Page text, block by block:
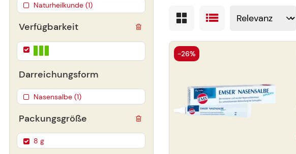
-26%
Verfügbarkeit
Darreichungsform
Nasensalbe (1)
Packungsgröße
8 g
Naturheilkunde (1)